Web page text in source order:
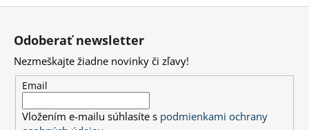
e
Z
Odoberať newsletter
Nezmeškajte žiadne novinky či zľavy!
Email
Vložením e-mailu súhlasíte s podmienkami ochrany